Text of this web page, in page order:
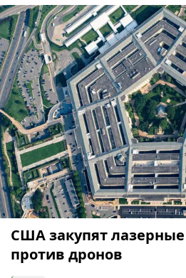
США закупят
против дронов